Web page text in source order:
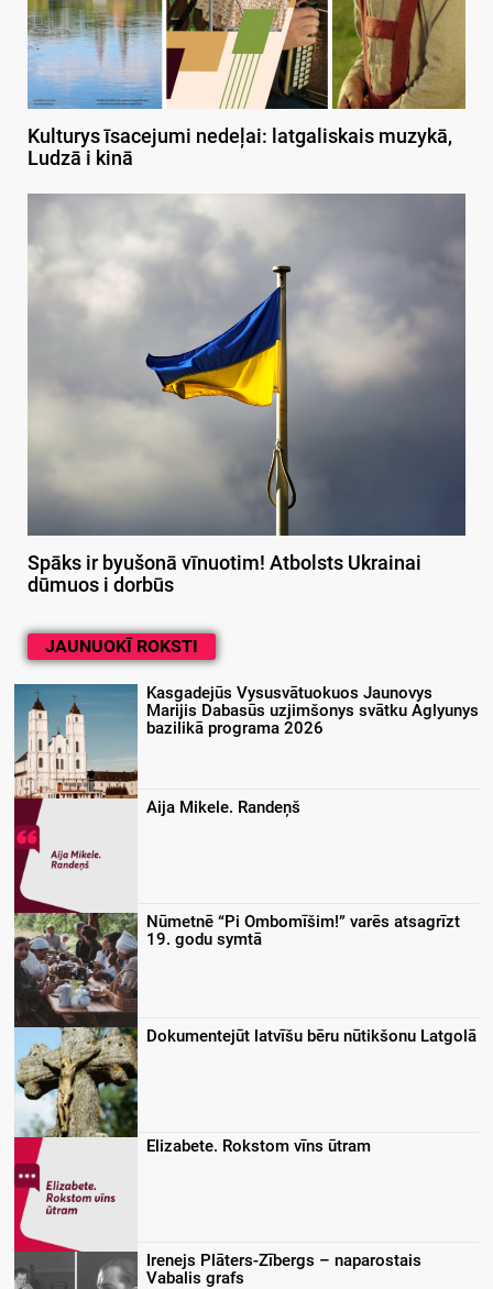
Kulturys īsacejumi nedeļai: latgaliskais muzykā,
Ludzā i kinā
Spāks ir byušonā vīnuotim! Atbolsts Ukrainai
dūmuos i dorbūs
JAUNUOKĪ ROKSTI
Kasgadejūs Vysusvātuokuos Jaunovys
Marijis Dabasūs uzjimšonys svātku Aglyunys
bazilikā programa 2026
Aija Mikele. Randeņš
Nūmetnē “Pi Ombomīšim!” varēs atsagrīzt
19. godu symtā
Dokumentejūt latvīšu bēru nūtikšonu Latgolā
Elizabete. Rokstom vīns ūtram
Irenejs Plāters-Zībergs – naparostais
Vabalis grafs